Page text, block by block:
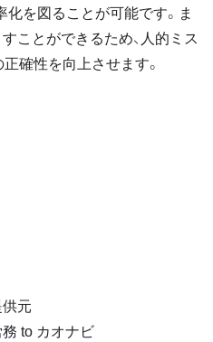
化を図ることが可能です。ま
ことができるため、人的ミス
確性を向上させます。
元
to カオナビ